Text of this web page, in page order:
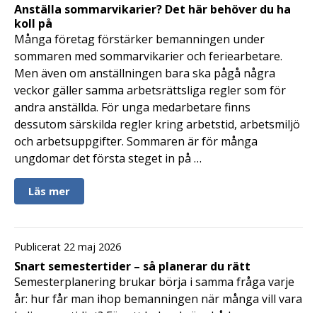
Anställa sommarvikarier? Det här behöver du ha
koll på
Många företag förstärker bemanningen under
sommaren med sommarvikarier och feriearbetare.
Men även om anställningen bara ska pågå några
veckor gäller samma arbetsrättsliga regler som för
andra anställda. För unga medarbetare finns
dessutom särskilda regler kring arbetstid, arbetsmiljö
och arbetsuppgifter. Sommaren är för många
ungdomar det första steget in på …
Läs mer
Publicerat 22 maj 2026
Snart semestertider – så planerar du rätt
Semesterplanering brukar börja i samma fråga varje
år: hur får man ihop bemanningen när många vill vara